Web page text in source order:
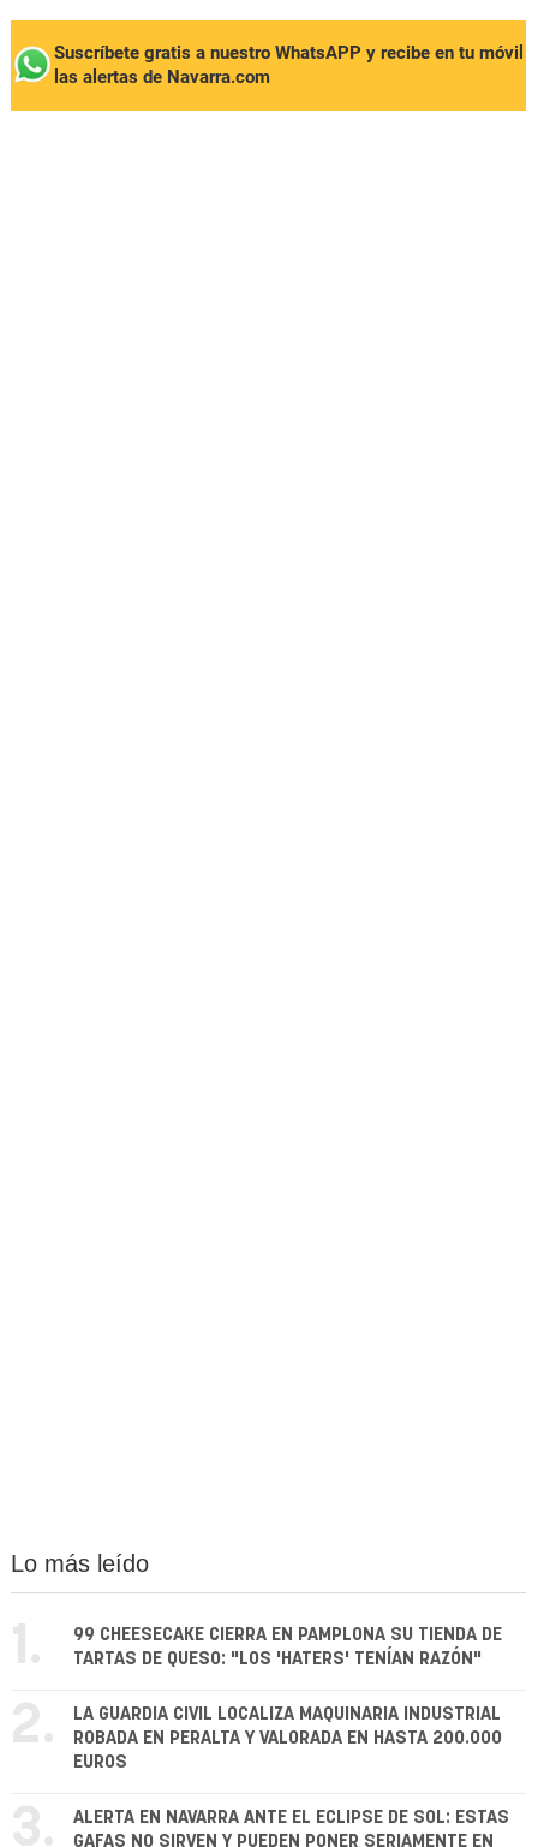
Suscríbete gratis a nuestro WhatsAPP y recibe en tu móvil
las alertas de Navarra.com
Lo más leído
1.
99 CHEESECAKE CIERRA EN PAMPLONA SU TIENDA DE
TARTAS DE QUESO: "LOS 'HATERS' TENÍAN RAZÓN"
2.
LA GUARDIA CIVIL LOCALIZA MAQUINARIA INDUSTRIAL
ROBADA EN PERALTA Y VALORADA EN HASTA 200.000
EUROS
3.
ALERTA EN NAVARRA ANTE EL ECLIPSE DE SOL: ESTAS
GAFAS NO SIRVEN Y PUEDEN PONER SERIAMENTE EN